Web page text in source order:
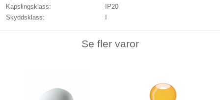
Kapslingsklass:
IP20
Skyddsklass:
I
Se fler varor